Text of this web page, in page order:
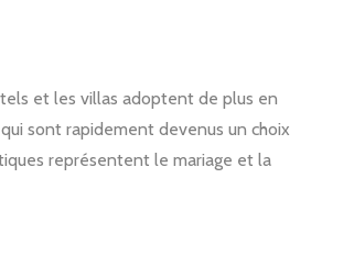
et les villas adoptent de plus en
sont rapidement devenus un choix
représentent le mariage et la